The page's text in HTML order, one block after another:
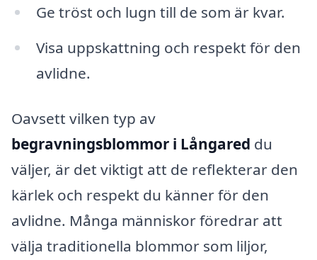
Ge tröst och lugn till de som är kvar.
Visa uppskattning och respekt för den
avlidne.
Oavsett vilken typ av
begravningsblommor i Långared du
väljer, är det viktigt att de reflekterar den
kärlek och respekt du känner för den
avlidne. Många människor föredrar att
välja traditionella blommor som liljor,